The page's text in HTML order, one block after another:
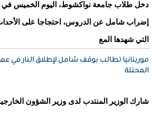
دخل طلاب جامعة نواكشوط، اليوم الخميس في
إضراب شامل عن الدروس، احتجاجا على
التي شهدها المع
موريتانيا تطالب بوقف شامل لإطلاق النار في
المحتلة
شارك الوزير المنتدب لدى وزير الشؤون